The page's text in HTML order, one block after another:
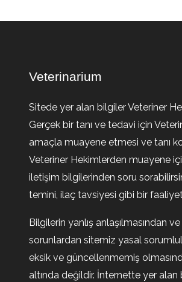
Veterinarium
Sitede yer alan bilgiler Veteriner
Gerçek bir tanı ve tedavi için
amaçla muayene etmesi ve tanı
Veteriner Hekimlerden muayene
iletişim bilgilerinden soru
temini, ilaç tavsiyesi gibi bir
Bilgilerin yanlış anlaşılmasından
sorunlardan sitemiz yasal
eksik ve güncellenmemiş
altında değildir. İnternette yer